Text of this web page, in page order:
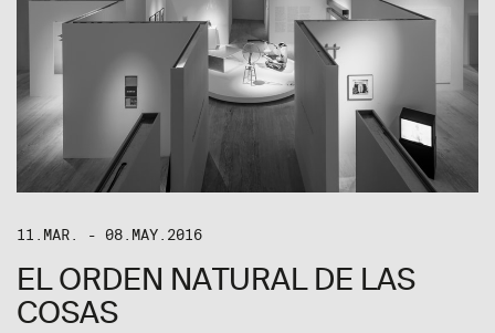
11.MAR. - 08.MAY.2016
EL ORDEN NATURAL DE LAS
COSAS